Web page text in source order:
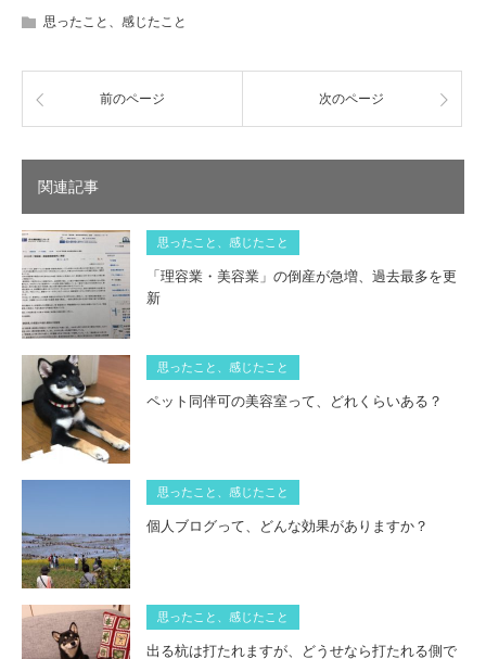
思ったこと、感じたこと
前のページ 次のページ
関連記事
思ったこと、感じたこと
「理容業・美容業」の倒産が急増、過去最多を更
新
思ったこと、感じたこと
ペット同伴可の美容室って、どれくらいある？
思ったこと、感じたこと
個人ブログって、どんな効果がありますか？
思ったこと、感じたこと
出る杭は打たれますが、どうせなら打たれる側で